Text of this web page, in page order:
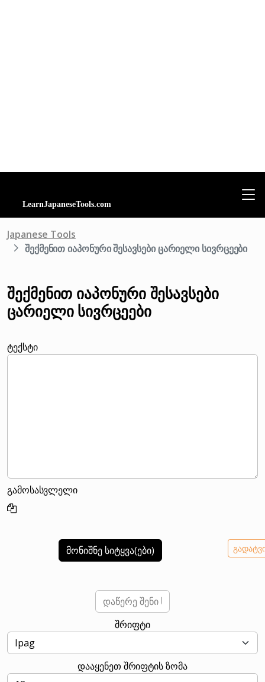
Japanese Tools
შექმენით იაპონური შესავსები ცარიელი სივრცეები
შექმენით იაპონური შესავსები
ცარიელი სივრცეები
ტექსტი
გამოსასვლელი
მონიშნე სიტყვა(ები)
შრიფტი
დააყენეთ შრიფტის ზომა